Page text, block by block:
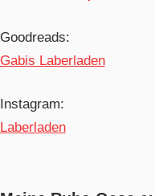
Goodreads:
Gabis Laberladen
Instagram:
Laberladen